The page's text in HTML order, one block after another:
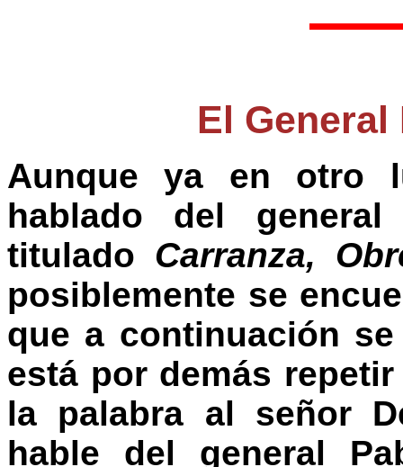
El General
Aunque ya en otro
hablado del general
titulado Carranza,
posiblemente se
que a continuación
está por demás
la palabra al señor
hable del general